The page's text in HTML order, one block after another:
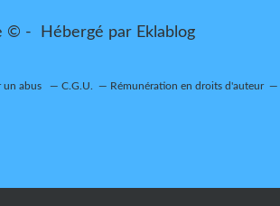
© - Hébergé par Eklablog
un abus C.G.U. Rémunération en droits d'auteur